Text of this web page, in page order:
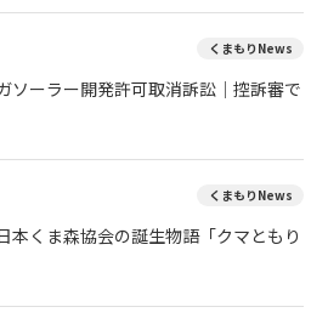
くまもりNews
ソーラー開発許可取消訴訟｜控訴審で
くまもりNews
本くま森協会の誕生物語「クマともり